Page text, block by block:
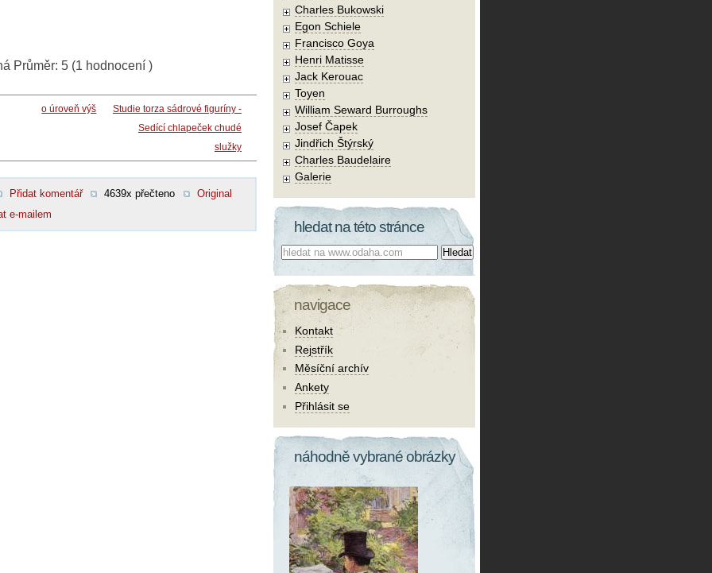
Průměr: 5 (1 hodnocení )
o úroveň výš
Studie torza sádrové figuríny -
Sedící chlapeček chudé
služky
Přidat komentář 4639x přečteno
Original
e-mailem
Charles Bukowski
Egon Schiele
Francisco Goya
Henri Matisse
Jack Kerouac
Toyen
William Seward Burroughs
Josef Čapek
Jindřich Štýrský
Charles Baudelaire
Galerie
hledat na této stránce
Co hledat:
navigace
Kontakt
Rejstřík
Měsíční archív
Ankety
Přihlásit se
náhodně vybrané obrázky